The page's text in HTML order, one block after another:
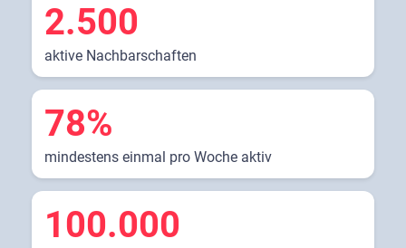
2.500
aktive Nachbarschaften
78%
mindestens einmal pro Woche aktiv
100.000